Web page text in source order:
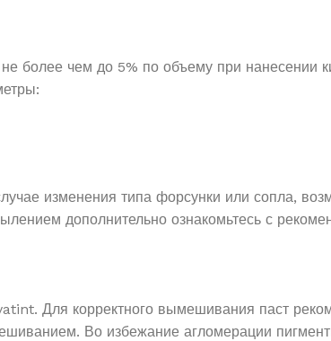
более чем до 5% по объему при нанесении
изменения типа форсунки или сопла,
дополнительно ознакомьтесь с
Для корректного вымешивания паст
Во избежание агломерации